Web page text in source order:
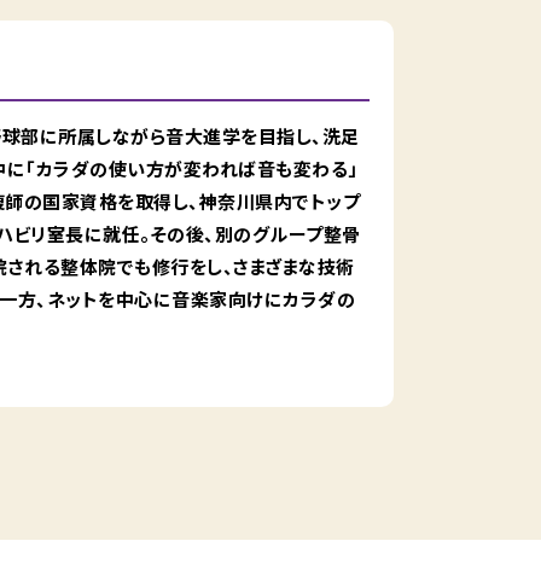
部に所属しながら音大進学を目指し、洗足
「カラダの使い方が変われば音も変わる」
の国家資格を取得し、神奈川県内でトップ
リ室長に就任。その後、別のグループ整骨
れる整体院でも修行をし、さまざまな技術
方、ネットを中心に音楽家向けにカラダの